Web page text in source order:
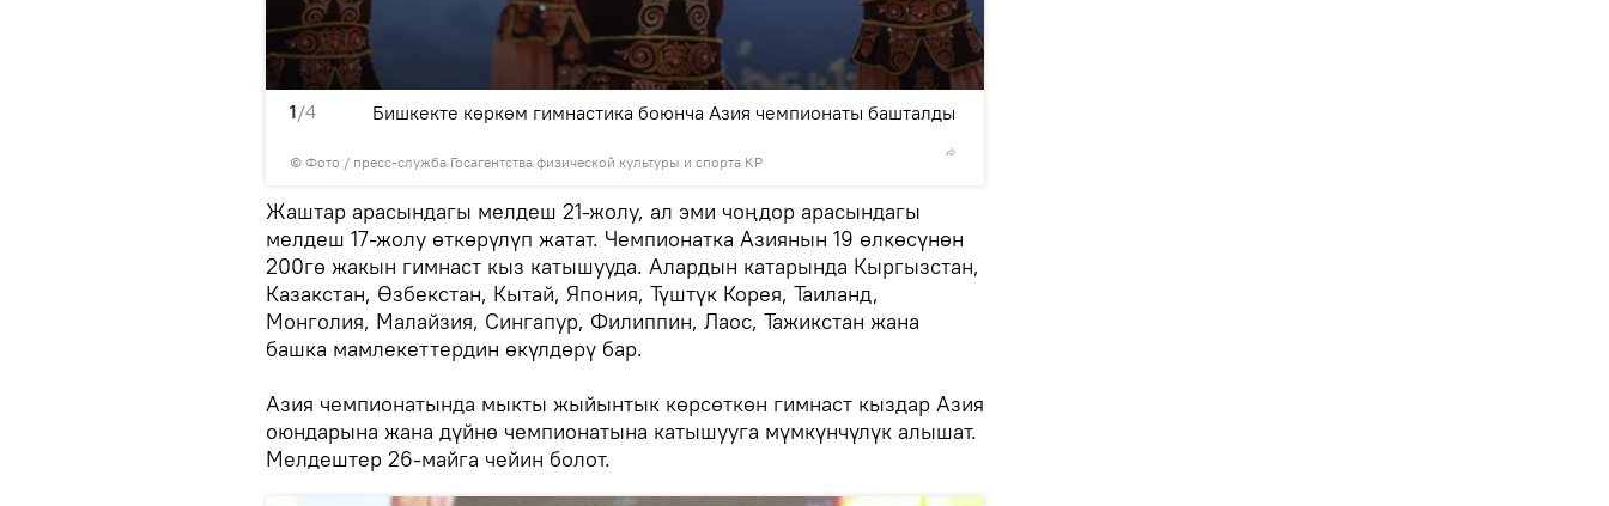
1/4
© Фото / пресс-служба Госагентства физической культуры и спорта КР
Бишкекте көркөм гимнастика боюнча Азия чемпионаты башталды
Жаштар арасындагы мелдеш 21-жолу, ал эми чоңдор арасындагы
мелдеш 17-жолу өткөрүлүп жатат. Чемпионатка Азиянын 19 өлкөсүнөн
200гө жакын гимнаст кыз катышууда. Алардын катарында Кыргызстан,
Казакстан, Өзбекстан, Кытай, Япония, Түштүк Корея, Таиланд,
Монголия, Малайзия, Сингапур, Филиппин, Лаос, Тажикстан жана
башка мамлекеттердин өкүлдөрү бар.
Азия чемпионатында мыкты жыйынтык көрсөткөн гимнаст кыздар Азия
оюндарына жана дүйнө чемпионатына катышууга мүмкүнчүлүк алышат.
Мелдештер 26-майга чейин болот.